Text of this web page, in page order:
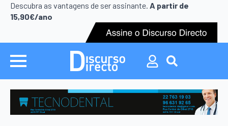
Descubra as vantagens de ser assinante. A partir de
15,90€/ano
Search
for:
Search